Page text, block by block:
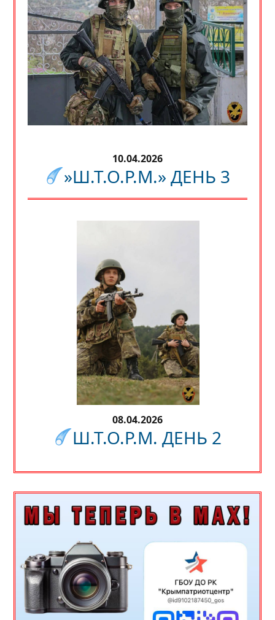
10.04.2026
»Ш.Т.О.Р.М.» ДЕНЬ 3
08.04.2026
Ш.Т.О.Р.М. ДЕНЬ 2